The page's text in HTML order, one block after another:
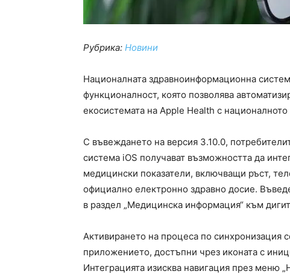
Рубрика: Новини
Националната здравноинформационна
функционалност, която позволява
екосистемата на Apple Health с
С въвеждането на версия 3.10.0,
система iOS получават възможността да
медицински показатели, включващи ръст,
официално електронно здравно досие.
в раздел „Медицинска информация“ към
Активирането на процеса по синхронизация
приложението, достъпни чрез иконата с
Интеграцията изисква навигация през меню